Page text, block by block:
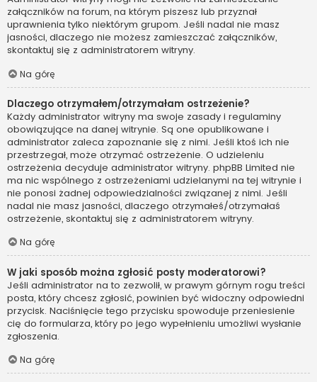
załączników na forum, na którym piszesz lub przyznał
uprawnienia tylko niektórym grupom. Jeśli nadal nie masz
jasności, dlaczego nie możesz zamieszczać załączników,
skontaktuj się z administratorem witryny.
Na górę
Dlaczego otrzymałem/otrzymałam ostrzeżenie?
Każdy administrator witryny ma swoje zasady i regulaminy
obowiązujące na danej witrynie. Są one opublikowane i
administrator zaleca zapoznanie się z nimi. Jeśli ktoś ich nie
przestrzegał, może otrzymać ostrzeżenie. O udzieleniu
ostrzeżenia decyduje administrator witryny. phpBB Limited nie
ma nic wspólnego z ostrzeżeniami udzielanymi na tej witrynie i
nie ponosi żadnej odpowiedzialności związanej z nimi. Jeśli
nadal nie masz jasności, dlaczego otrzymałeś/otrzymałaś
ostrzeżenie, skontaktuj się z administratorem witryny.
Na górę
W jaki sposób można zgłosić posty moderatorowi?
Jeśli administrator na to zezwolił, w prawym górnym rogu treści
posta, który chcesz zgłosić, powinien być widoczny odpowiedni
przycisk. Naciśnięcie tego przycisku spowoduje przeniesienie
cię do formularza, który po jego wypełnieniu umożliwi wysłanie
zgłoszenia.
Na górę